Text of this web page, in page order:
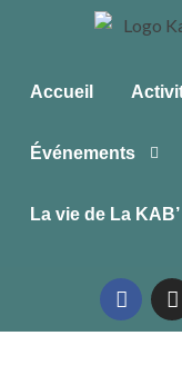
Accueil
Événements
La vie de La KAB’